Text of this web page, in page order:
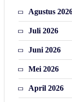
Agustus
Juli 2026
Juni 2026
Mei 2026
April 2026